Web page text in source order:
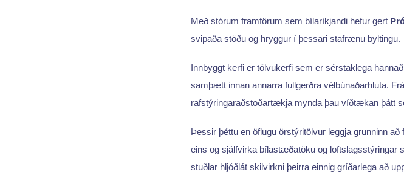
Með stórum framförum sem bílaríkjandi hefur gert
svipaða stöðu og hryggur í þessari stafrænu byltingu.
Innbyggt kerfi er tölvukerfi sem er sérstaklega
samþætt innan annarra fullgerðra vélbúnaðarhluta.
rafstýringaraðstoðartækja mynda þau víðtækan þátt
Þessir þéttu en öflugu örstýritölvur leggja grunninn
eins og sjálfvirka bílastæðatöku og loftslagsstýringar
stuðlar hljóðlát skilvirkni þeirra einnig gríðarlega að